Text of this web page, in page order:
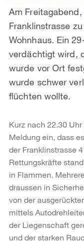
Am
Franklinstrasse
Wohnhaus. Ein
verdächtigt wird,
wurde vor Ort
wurde schwer
flüchten wollte.
Kurz nach 22.30
Meldung ein, dass
der Franklinstrasse
Rettungskräfte
in Flammen.
draussen in
von der
mittels
der Liegenschaft
und der starken